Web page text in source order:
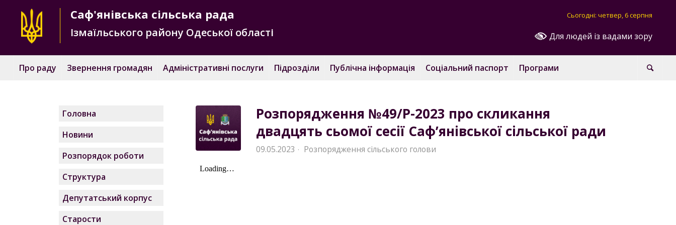
Для людей із вадами зору
Сьогодні: четвер, 6 серпня
Саф'янівська сільська рада
Ізмаїльського району Одеської області
Про раду Звернення громадян Адміністративні послуги Підрозділи Публічна інформація Соціальний паспорт Програми
Розпорядження №49/Р-2023 про скликання
двадцять сьомої сесії Саф’янівської сільської ради
09.05.2023 · Розпорядження сільського голови
Головна
Новини
Розпорядок роботи
Структура
Депутатський корпус
Старости